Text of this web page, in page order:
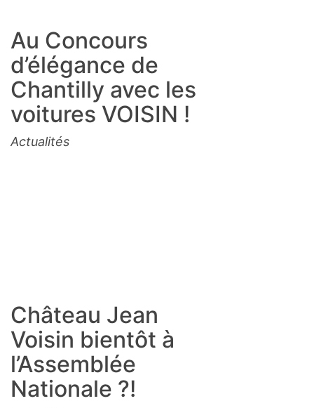
Au Concours
d’élégance de
Chantilly avec les
voitures VOISIN !
Actualités
Château Jean
Voisin bientôt à
l’Assemblée
Nationale ?!